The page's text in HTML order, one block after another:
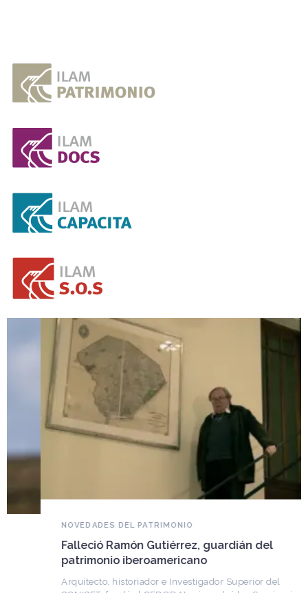
NOVEDADES DEL PATRIMONIO
Falleció Ramón Gutiérrez, guardián del
patrimonio iberoamericano
Arquitecto, historiador e Investigador Superior del